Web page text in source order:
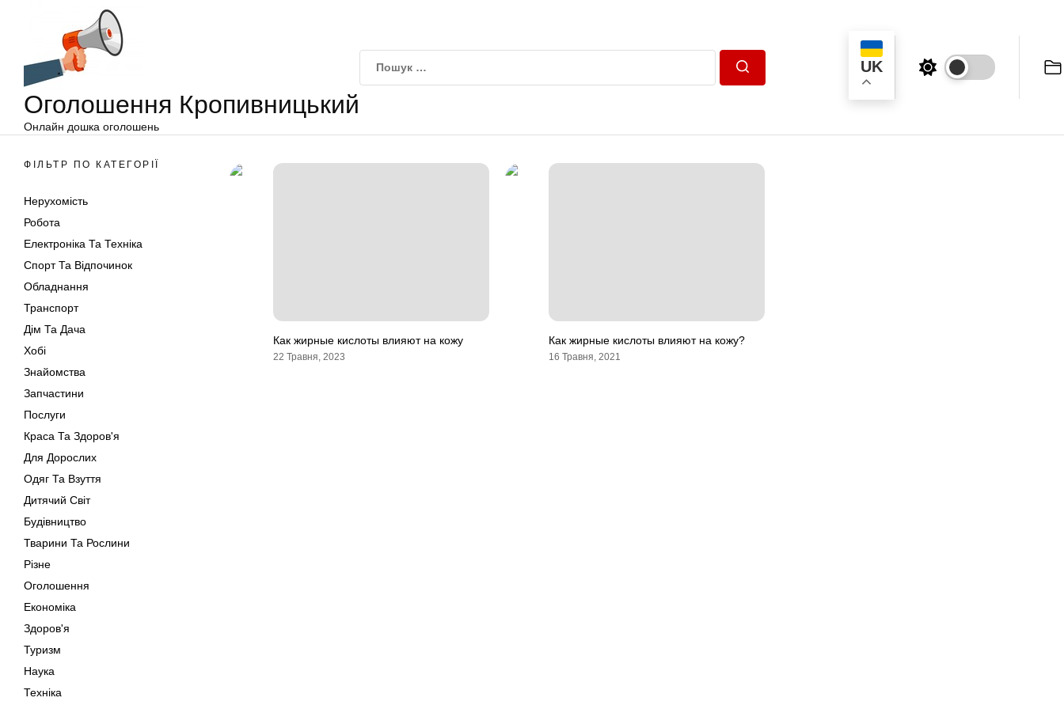
Оголошення Кропивницький
Онлайн дошка оголошень
UK
ФІЛЬТР ПО КАТЕГОРІЇ
Нерухомість
Робота
Електроніка Та Техніка
Спорт Та Відпочинок
Обладнання
Транспорт
Дім Та Дача
Хобі
Знайомства
Запчастини
Послуги
Краса Та Здоров'я
Для Дорослих
Одяг Та Взуття
Дитячий Світ
Будівництво
Тварини Та Рослини
Різне
Оголошення
Економіка
Здоров'я
Туризм
Наука
Техніка
Как жирные кислоты влияют на кожу
22 Травня, 2023
Как жирные кислоты влияют на кожу?
16 Травня, 2021